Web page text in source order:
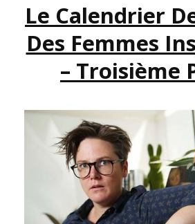
–
Le Calendrier
Des Femmes
– Troisième